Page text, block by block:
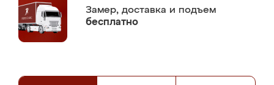
Замер, доставка и подъем
бесплатно